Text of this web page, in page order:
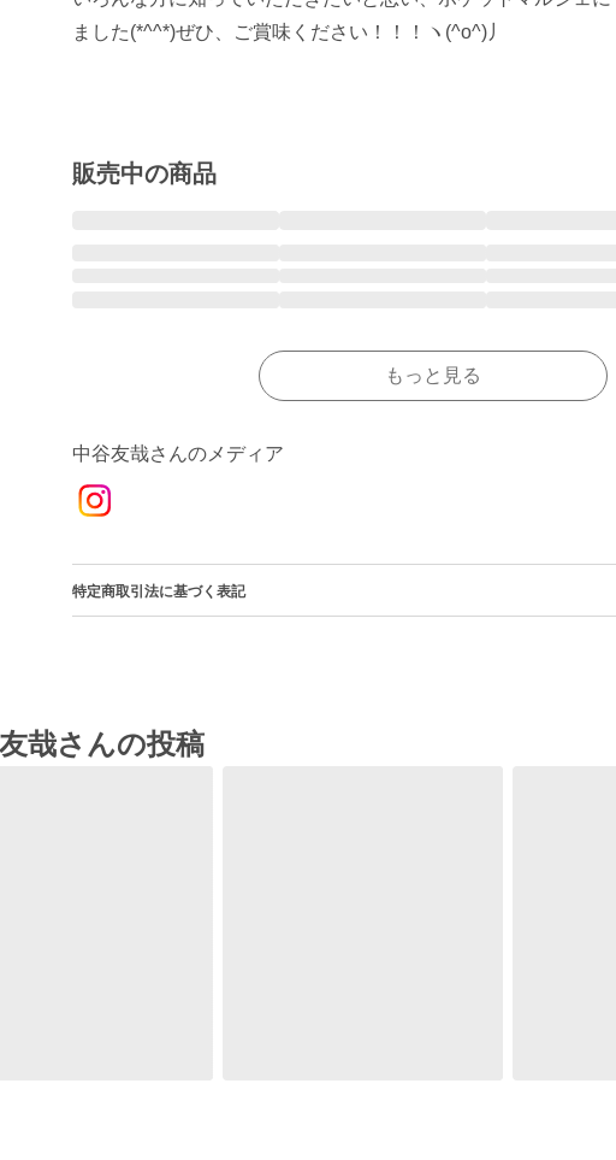
ました(*^^*)ぜひ、ご賞味ください！！！ヽ(^o^)丿
販売中の商品
もっと見る
中谷友哉さんのメディア
特定商取引法に基づく表記
哉さんの投稿